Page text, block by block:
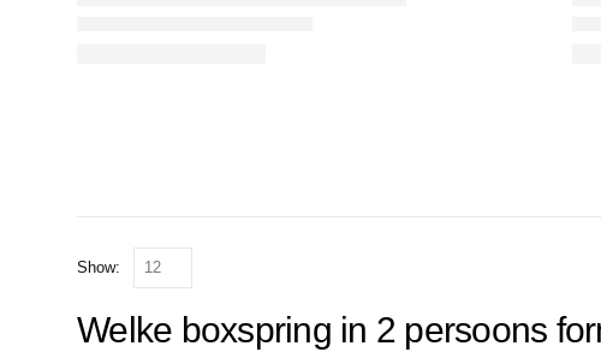
Show:
Welke boxspring in 2 persoons